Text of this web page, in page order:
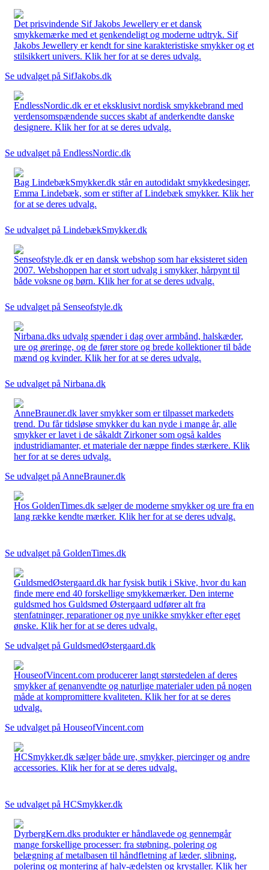
Det prisvindende Sif Jakobs Jewellery er et dansk
smykkemærke med et genkendeligt og moderne udtryk. Sif
Jakobs Jewellery er kendt for sine karakteristiske smykker og et
stilsikkert univers. Klik her for at se deres udvalg.
Se udvalget på SifJakobs.dk
EndlessNordic.dk er et eksklusivt nordisk smykkebrand med
verdensomspændende succes skabt af anderkendte danske
designere. Klik her for at se deres udvalg.
Se udvalget på EndlessNordic.dk
Bag LindebækSmykker.dk står en autodidakt smykkedesinger,
Emma Lindebæk, som er stifter af Lindebæk smykker. Klik her
for at se deres udvalg.
Se udvalget på LindebækSmykker.dk
Senseofstyle.dk er en dansk webshop som har eksisteret siden
2007. Webshoppen har et stort udvalg i smykker, hårpynt til
både voksne og børn. Klik her for at se deres udvalg.
Se udvalget på Senseofstyle.dk
Nirbana.dks udvalg spænder i dag over armbånd, halskæder,
ure og øreringe, og de fører store og brede kollektioner til både
mænd og kvinder. Klik her for at se deres udvalg.
Se udvalget på Nirbana.dk
AnneBrauner.dk laver smykker som er tilpasset markedets
trend. Du får tidsløse smykker du kan nyde i mange år, alle
smykker er lavet i de såkaldt Zirkoner som også kaldes
industridiamanter, et materiale der næppe findes stærkere. Klik
her for at se deres udvalg.
Se udvalget på AnneBrauner.dk
Hos GoldenTimes.dk sælger de moderne smykker og ure fra en
lang række kendte mærker. Klik her for at se deres udvalg.
Se udvalget på GoldenTimes.dk
GuldsmedØstergaard.dk har fysisk butik i Skive, hvor du kan
finde mere end 40 forskellige smykkemærker. Den interne
guldsmed hos Guldsmed Østergaard udfører alt fra
stenfatninger, reparationer og nye unikke smykker efter eget
ønske. Klik her for at se deres udvalg.
Se udvalget på GuldsmedØstergaard.dk
HouseofVincent.com producerer langt størstedelen af deres
smykker af genanvendte og naturlige materialer uden på nogen
måde at kompromittere kvaliteten. Klik her for at se deres
udvalg.
Se udvalget på HouseofVincent.com
HCSmykker.dk sælger både ure, smykker, piercinger og andre
accessories. Klik her for at se deres udvalg.
Se udvalget på HCSmykker.dk
DyrbergKern.dks produkter er håndlavede og gennemgår
mange forskellige processer: fra støbning, polering og
belægning af metalbasen til håndfletning af læder, slibning,
polering og montering af halv-ædelsten og krystaller. Klik her